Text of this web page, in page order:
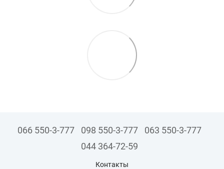
066 550-3-777 098 550-3-777
063 550-3-777
044 364-72-59
Контакты